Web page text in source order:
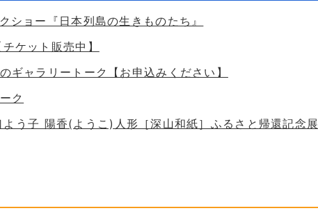
ョー『日本列島の生きものたち』
ット販売中】
ャラリートーク【お申込みください】
ク
子 陽香(ようこ)人形［深山和紙］ふるさと帰還記念